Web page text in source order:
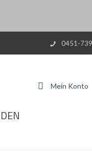
0451-
Mein Konto